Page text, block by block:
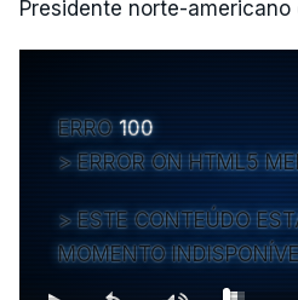
Presidente norte-americano
ERRO 100
ERROR ON HTML5
ESTE CONTEÚDO
MOMENTO